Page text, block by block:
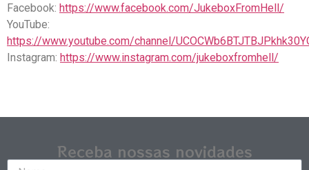
Facebook: https://www.facebook.com/JukeboxFromHell/
YouTube:
https://www.youtube.com/channel/
Instagram: https://www.instagram.com/jukeboxfromhell/
Receba nossas novidades